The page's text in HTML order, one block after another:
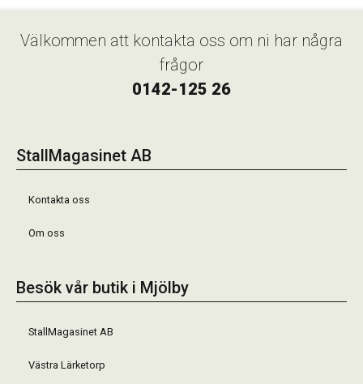
Välkommen att kontakta oss om ni har några
frågor
0142-125 26
StallMagasinet AB
Kontakta oss
Om oss
Besök vår butik i Mjölby
StallMagasinet AB
Västra Lärketorp